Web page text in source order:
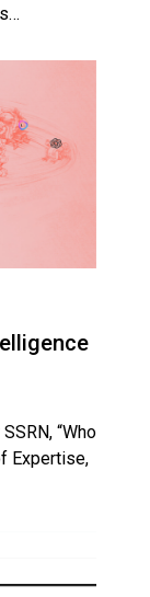
“Who
Expertise,